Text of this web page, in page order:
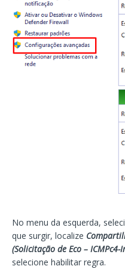
No menu da esquerda,
que surgir, localize
(Solicitação de Eco – ICMPc4-
selecione habilitar regra.